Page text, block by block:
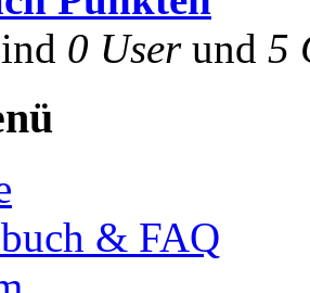
0 Userund 5
& FAQ